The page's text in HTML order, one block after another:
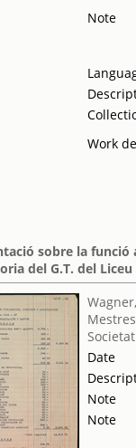
Note
Work
sobre la
del G.T. del Liceu
Date
Note
Note